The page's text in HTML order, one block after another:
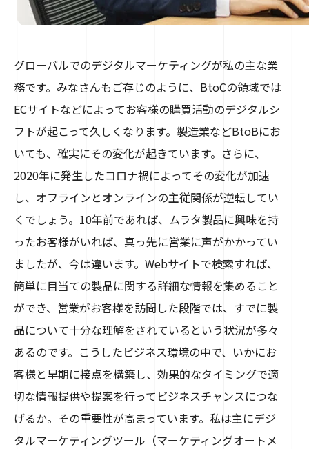
グローバルでのデジタルマーケティングが私の主な業
務です。みなさんもご存じのように、BtoCの領域では
ECサイトなどによってお客様の購買活動のデジタルシ
フトが起こって久しくなります。製造業などBtoBにお
いても、確実にその変化が起きています。さらに、
2020年に発生したコロナ禍によってその変化が加速
し、オフラインとオンラインの主従関係が逆転してい
くでしょう。10年前であれば、ムラタ製品に興味を持
ったお客様がいれば、真っ先に営業に声がかかってい
ましたが、今は違います。Webサイトで検索すれば、
簡単に目当ての製品に関する詳細な情報を集めること
ができ、営業がお客様を訪問した段階では、すでに製
品について十分な理解をされているという状況が多々
あるのです。こうしたビジネス環境の中で、いかにお
客様と早期に接点を構築し、効果的なタイミングで適
切な情報提供や提案を行ってビジネスチャンスにつな
げるか。その重要性が高まっています。私は主にデジ
タルマーケティングツール（マーケティングオートメ